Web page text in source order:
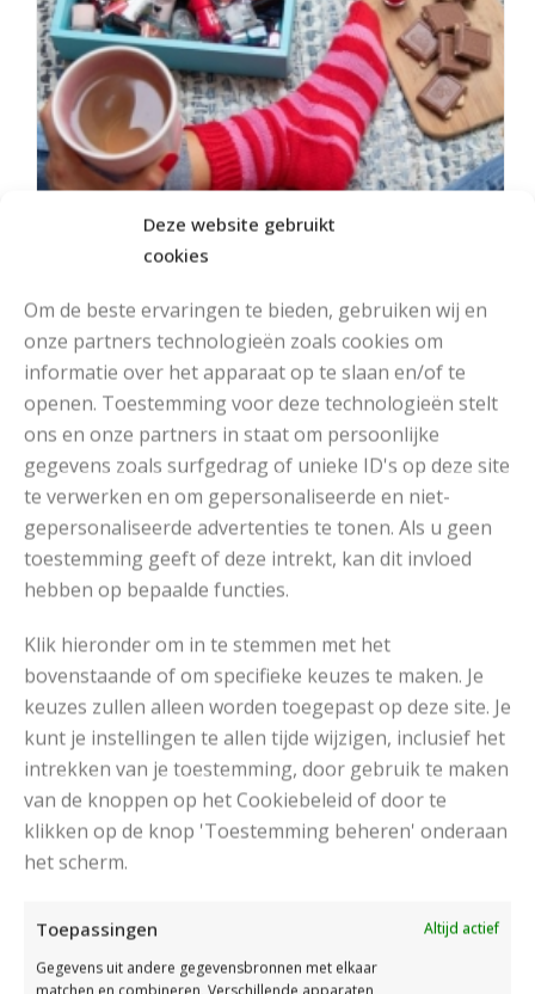
Deze website gebruikt
cookies
Om de beste ervaringen te bieden, gebruiken wij en
onze partners technologieën zoals cookies om
informatie over het apparaat op te slaan en/of te
openen. Toestemming voor deze technologieën stelt
ons en onze partners in staat om persoonlijke
gegevens zoals surfgedrag of unieke ID's op deze site
te verwerken en om gepersonaliseerde en niet-
gepersonaliseerde advertenties te tonen. Als u geen
toestemming geeft of deze intrekt, kan dit invloed
hebben op bepaalde functies.
Klik hieronder om in te stemmen met het
bovenstaande of om specifieke keuzes te maken. Je
keuzes zullen alleen worden toegepast op deze site. Je
kunt je instellingen te allen tijde wijzigen, inclusief het
intrekken van je toestemming, door gebruik te maken
van de knoppen op het Cookiebeleid of door te
klikken op de knop 'Toestemming beheren' onderaan
het scherm.
Toepassingen
Altijd actief
Gegevens uit andere gegevensbronnen met elkaar
MOOIE DIKGESTREEPTE SOKKEN BREIEN VAN DURABLE GAREN
DAMESJAS BREIEN VAN HEERLIJK ZACHT GAREN